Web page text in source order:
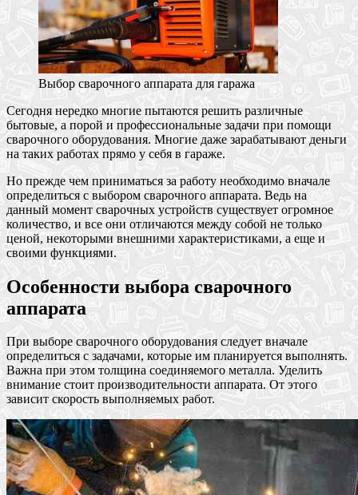
Выбор сварочного аппарата для гаража
Сегодня нередко многие пытаются решить различные
бытовые, а порой и профессиональные задачи при помощи
сварочного оборудования. Многие даже зарабатывают деньги
на таких работах прямо у себя в гараже.
Но прежде чем приниматься за работу необходимо вначале
определиться с выбором сварочного аппарата. Ведь на
данный момент сварочных устройств существует огромное
количество, и все они отличаются между собой не только
ценой, некоторыми внешними характеристиками, а еще и
своими функциями.
Особенности выбора сварочного
аппарата
При выборе сварочного оборудования следует вначале
определиться с задачами, которые им планируется выполнять.
Важна при этом толщина соединяемого металла. Уделить
внимание стоит производительности аппарата. От этого
зависит скорость выполняемых работ.